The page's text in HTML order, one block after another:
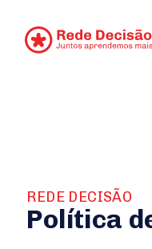
REDE DECISÃO
Política